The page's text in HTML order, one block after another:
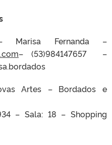
Marisa Fernanda –
– (53)984147657 –
Artes – Bordados e
– Sala: 18 – Shopping